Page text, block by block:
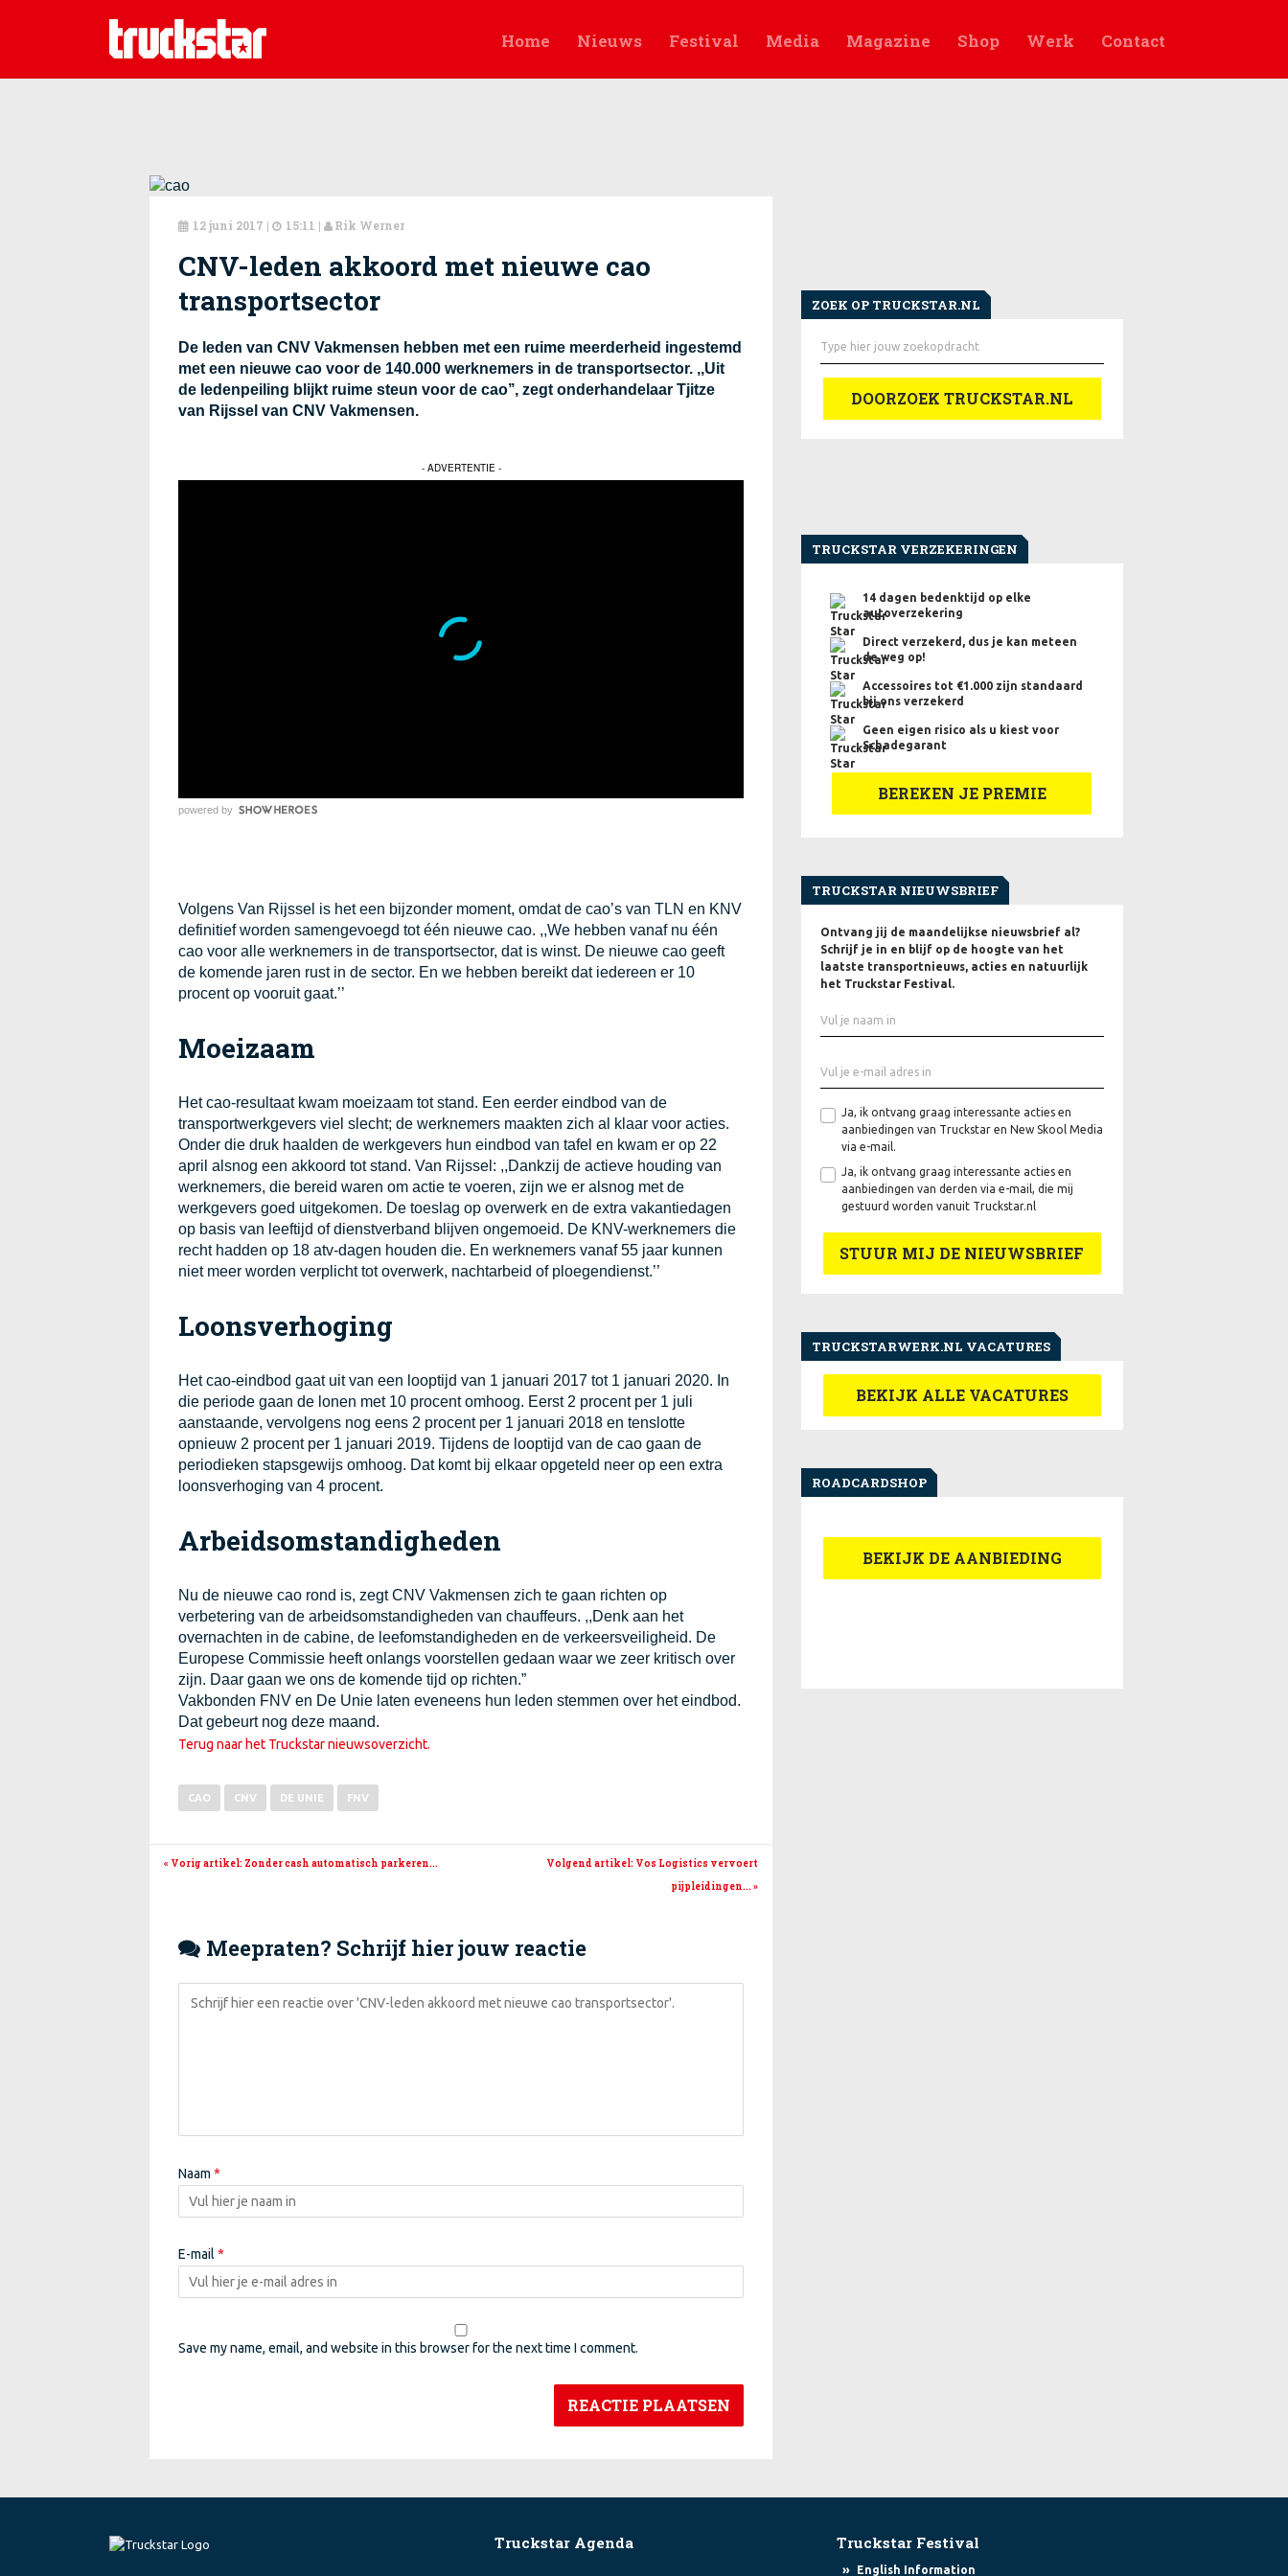
Home Nieuws Festival Media Magazine Shop Werk Contact
 12 juni 2017 |  15:11 |  Rik Werner
CNV-leden akkoord met nieuwe cao
transportsector
De leden van CNV Vakmensen hebben met een ruime meerderheid ingestemd
met een nieuwe cao voor de 140.000 werknemers in de transportsector. ,,Uit
de ledenpeiling blijkt ruime steun voor de cao’’, zegt onderhandelaar Tjitze
van Rijssel van CNV Vakmensen.
- ADVERTENTIE -
powered by
Volgens Van Rijssel is het een bijzonder moment, omdat de cao’s van TLN en KNV
definitief worden samengevoegd tot één nieuwe cao. ,,We hebben vanaf nu één
cao voor alle werknemers in de transportsector, dat is winst. De nieuwe cao geeft
de komende jaren rust in de sector. En we hebben bereikt dat iedereen er 10
procent op vooruit gaat.’’
Moeizaam
Het cao-resultaat kwam moeizaam tot stand. Een eerder eindbod van de
transportwerkgevers viel slecht; de werknemers maakten zich al klaar voor acties.
Onder die druk haalden de werkgevers hun eindbod van tafel en kwam er op 22
april alsnog een akkoord tot stand. Van Rijssel: ,,Dankzij de actieve houding van
werknemers, die bereid waren om actie te voeren, zijn we er alsnog met de
werkgevers goed uitgekomen. De toeslag op overwerk en de extra vakantiedagen
op basis van leeftijd of dienstverband blijven ongemoeid. De KNV-werknemers die
recht hadden op 18 atv-dagen houden die. En werknemers vanaf 55 jaar kunnen
niet meer worden verplicht tot overwerk, nachtarbeid of ploegendienst.’’
Loonsverhoging
Het cao-eindbod gaat uit van een looptijd van 1 januari 2017 tot 1 januari 2020. In
die periode gaan de lonen met 10 procent omhoog. Eerst 2 procent per 1 juli
aanstaande, vervolgens nog eens 2 procent per 1 januari 2018 en tenslotte
opnieuw 2 procent per 1 januari 2019. Tijdens de looptijd van de cao gaan de
periodieken stapsgewijs omhoog. Dat komt bij elkaar opgeteld neer op een extra
loonsverhoging van 4 procent.
Arbeidsomstandigheden
Nu de nieuwe cao rond is, zegt CNV Vakmensen zich te gaan richten op
verbetering van de arbeidsomstandigheden van chauffeurs. ,,Denk aan het
overnachten in de cabine, de leefomstandigheden en de verkeersveiligheid. De
Europese Commissie heeft onlangs voorstellen gedaan waar we zeer kritisch over
zijn. Daar gaan we ons de komende tijd op richten.”
Vakbonden FNV en De Unie laten eveneens hun leden stemmen over het eindbod.
Dat gebeurt nog deze maand.
Terug naar het Truckstar nieuwsoverzicht.
CAO CNV DE UNIE FNV
« Vorig artikel: Zonder cash automatisch parkeren... Volgend artikel: Vos Logistics vervoert
pijpleidingen...»
 Meepraten? Schrijf hier jouw reactie
Naam *
E-mail *
Save my name, email, and website in this browser for the next time I comment.
ZOEK OP TRUCKSTAR.NL
naar:
TRUCKSTAR VERZEKERINGEN
14 dagen bedenktijd op elke
autoverzekering
Direct verzekerd, dus je kan meteen
de weg op!
Accessoires tot €1.000 zijn standaard
bij ons verzekerd
Geen eigen risico als u kiest voor
Schadegarant
BEREKEN JE PREMIE
TRUCKSTAR NIEUWSBRIEF
Ontvang jij de maandelijkse nieuwsbrief al?
Schrijf je in en blijf op de hoogte van het
laatste transportnieuws, acties en natuurlijk
het Truckstar Festival.
Ja, ik ontvang graag interessante acties en
aanbiedingen van Truckstar en New Skool Media
via e-mail.
Ja, ik ontvang graag interessante acties en
aanbiedingen van derden via e-mail, die mij
gestuurd worden vanuit Truckstar.nl
STUUR MIJ DE NIEUWSBRIEF
TRUCKSTARWERK.NL VACATURES
BEKIJK ALLE VACATURES
ROADCARDSHOP
BEKIJK DE AANBIEDING
Truckstar Agenda Truckstar Festival
» English Information